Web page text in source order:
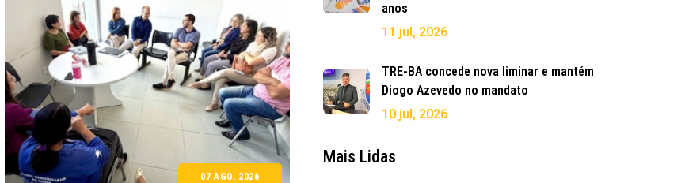
07 AGO, 2026
anos
11 jul, 2026
TRE-BA concede nova liminar e mantém
Diogo Azevedo no mandato
10 jul, 2026
Mais Lidas